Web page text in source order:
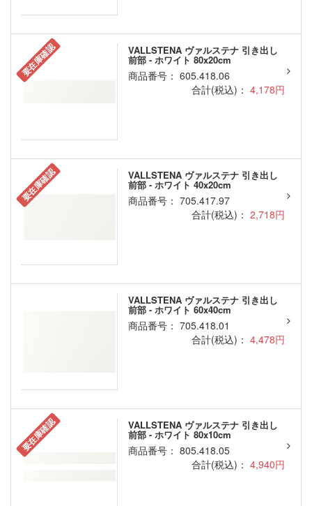
要在庫確認 VALLSTENA ヴァルステナ 引き出し
前部 - ホワイト 80x20cm
商品番号： 605.418.06
合計(税込)： 4,178円
要在庫確認 VALLSTENA ヴァルステナ 引き出し
前部 - ホワイト 40x20cm
商品番号： 705.417.97
合計(税込)： 2,718円
VALLSTENA ヴァルステナ 引き出し
前部 - ホワイト 60x40cm
商品番号： 705.418.01
合計(税込)： 4,478円
要在庫確認 VALLSTENA ヴァルステナ 引き出し
前部 - ホワイト 80x10cm
商品番号： 805.418.05
合計(税込)： 4,940円